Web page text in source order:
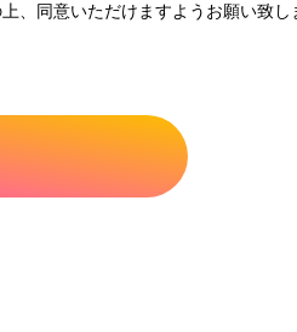
、同意いただけますようお願い致し